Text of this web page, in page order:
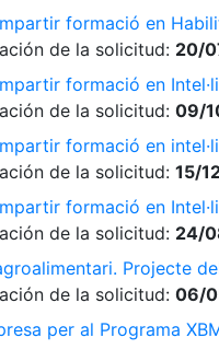
formació en
de la solicitud: 20/
formació en
de la solicitud: 09/
formació en
de la solicitud: 15/
formació en
de la solicitud: 24/
Projecte
de la solicitud: 06/
per al Programa